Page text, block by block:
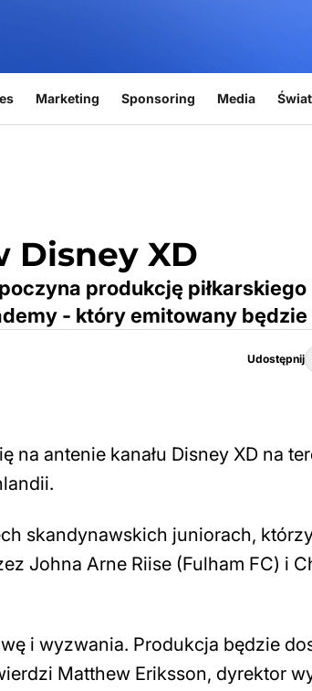
Marketing Sponsoring Media Świat
Disney XD
produkcję
- który emitowany będzie
Udostępnij
antenie kanału Disney XD na
skandynawskich juniorach,
Johna Arne Riise (Fulham FC) i
i wyzwania. Produkcja będzie
Matthew Eriksson, dyrektor